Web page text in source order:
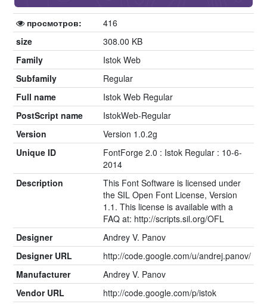
просмотров:
416
size
308.00 KB
Family
Istok Web
Subfamily
Regular
Full name
Istok Web Regular
PostScript name
IstokWeb-Regular
Version
Version 1.0.2g
Unique ID
FontForge 2.0 : Istok Regular : 10-6-
2014
Description
This Font Software is licensed under
the SIL Open Font License, Version
1.1. This license is available with a
FAQ at: http://scripts.sil.org/OFL
Designer
Andrey V. Panov
Designer URL
http://code.google.com/u/andrej.panov/
Manufacturer
Andrey V. Panov
Vendor URL
http://code.google.com/p/istok